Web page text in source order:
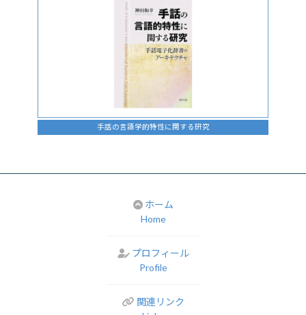
手話の言語学的特性に関する研究
ホーム
Home
プロフィール
Profile
関連リンク